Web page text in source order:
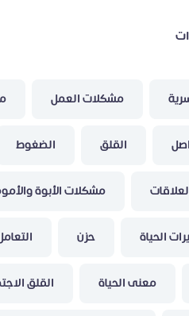
مشكلات العمل
القلق الضغوط
مشكلات الأبوة
الحياة حزن
معنى الحياة القلق